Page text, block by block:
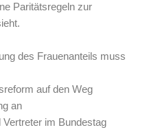
Paritätsregeln zur
des Frauenanteils muss
auf den Weg
an
im Bundestag